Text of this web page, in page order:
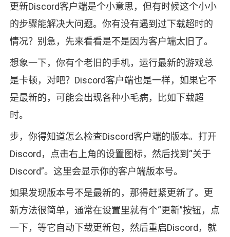
更新Discord客户端是个小意思，但有时候这个小小
的步骤能解决大问题。你有没有遇到过下载超时的
情况？别急，先来看看是不是因为客户端太旧了。
想象一下，你有个老旧的手机，运行最新的游戏总
是卡顿，对吧？Discord客户端也是一样，如果它不
是最新的，可能会出现各种小毛病，比如下载超
时。
步，你得知道怎么检查Discord客户端的版本。打开
Discord，点击右上角的设置图标，然后找到“关于
Discord”。这里会显示你的客户端版本号。
如果发现版本号不是最新的，那得赶紧更新了。更
新方法很简单，通常在设置里就有个“更新”按钮，点
一下，等它自动下载更新包，然后重启Discord，就